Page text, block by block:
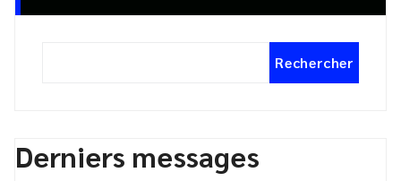
Rechercher
Derniers messages